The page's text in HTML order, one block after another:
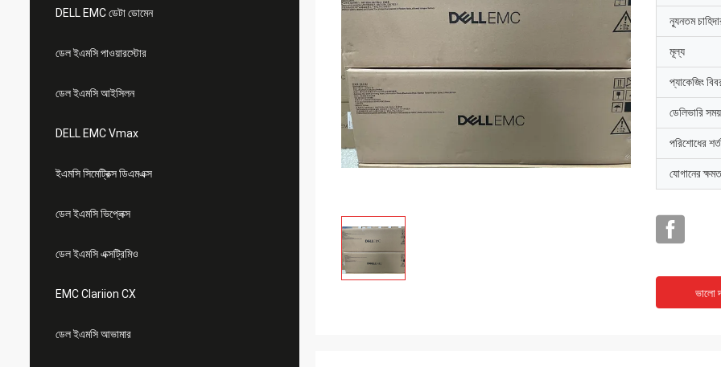
DELL EMC ডেটা ডোমেন
ডেল ইএমসি পাওয়ারস্টোর
ডেল ইএমসি আইসিলন
DELL EMC Vmax
ইএমসি সিমেট্রিক্স ডিএমএক্স
ডেল ইএমসি ভিপ্লেক্স
ডেল ইএমসি এক্সট্রিমিও
EMC Clariion CX
ডেল ইএমসি আভামার
ন্যূনতম
মূল্য
প্যাকেজিং
ডেলিভারি সময়
পরিশোধের শর্ত
যোগানের
ভালো